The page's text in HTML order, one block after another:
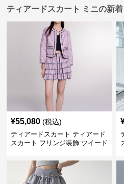
ティアードスカート ミニの新
¥55,080 (税込)
ティアードスカート ティアード
スカート フリンジ装飾 ツイード